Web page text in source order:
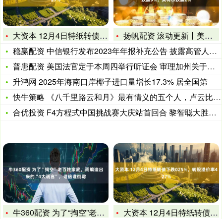
大资本 12月4日特纸转债下跌025%，转股溢价率427%
扬帆配资 滚动更新丨美股三大指数集体高开，礼来跌超9%，英特
稳赢配资 中信银行发布2023年年报补充公告 披露高管人员最
普患配资 美国法官定于本周四举行听证会 审理加州关于限制军方
升鸿网 2025年海南口岸椰子进口量增长17.3% 居全国第
快牛策略 《八千里路云和月》最有情义的五个人，卢云比廖丰年更
合优投资 F4方程式中国挑战赛大庆站首回合 黎智聪大胜夺冠
牛360配资 为了“掏空”老百姓家底，而编造出来的“4大谎言
大资本 12月4日特纸转债下跌025%，转股溢价率427%